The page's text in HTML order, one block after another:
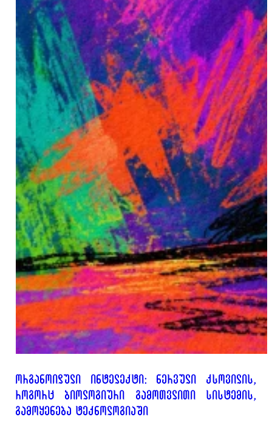
ორგანოიდული ინტელექტი: ნერვული ქსოვილის,
როგორც ბიოლოგიური გამოთვლითი სისტემის,
გამოყენება ტექნოლოგიაში